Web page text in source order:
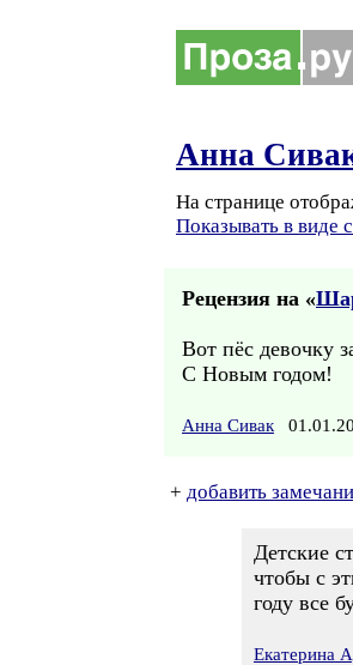
Анна
На странице
Показывать в виде
Рецензия на «
Вот пёс девочку
С Новым годом!
Анна Сивак
+ добавить
Детские
чтобы с
году все
Екатерина